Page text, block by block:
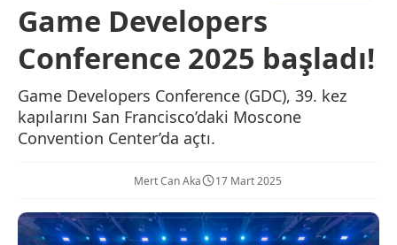
Game Developers
Conference 2025 başladı!
Game Developers Conference (GDC), 39. kez
kapılarını San Francisco’daki Moscone
Convention Center’da açtı.
Mert Can Aka 17 Mart 2025